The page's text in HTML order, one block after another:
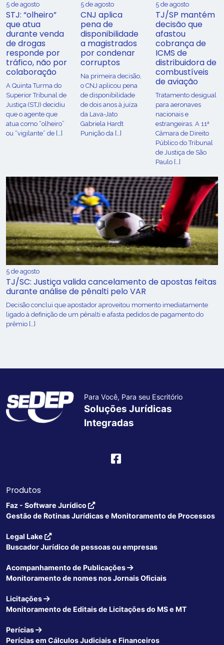
5 de agosto
STJ: “olheiro”
que atua
durante venda
de drogas
responde por
tráfico, não por
colaboração
A Quinta Turma do
Superior Tribunal de
Justiça (STJ) decidiu
que o agente que
atua como “olheiro”
ou “vigilante” de […]
5 de agosto
CNJ aplica
pena de
disponibilidade
a magistrados
por condenar
corruptos
Na primeira decisão,
o CNJ aplicou pena
de disponibilidade
de dois anos à juíza
da Lava-Jato
Gabriela Hardt
Punição da […]
5 de agosto
TJ/SP mantém
decisão que
afastou
cobrança de
ICMS de
distribuidora de
combustíveis
de aviação
Tratamento desigual
para aeronaves
nacionais e
estrangeiras. A 11ª
Câmara de Direito
Público do Tribunal
de Justiça de São
Paulo […]
5 de agosto
TJ/SC: Justiça valida cancelamento de apostas feitas
durante análise de pênalti pelo VAR
Decisão conclui que apostador aproveitou momento imediatamente
ligado à definição de um pênalti e afasta pedidos de pagamento do
prêmio […]
Para Você, Para seu Escritório
Soluções Jurídicas
Integradas
Produtos
Faz - Software Jurídico
Gestão de Rotinas Jurídicas e Monitoramento de Processos
Legal Lake
Buscador Jurídico de pessoas ou empresas
Acompanhamento de Publicações
Monitoramento de nomes nos Jornais Oficiais
Licitações
Monitoramento de Editais de Licitações do MS e MT
Perícias
Perícias em Cálculos Judiciais e Financeiros